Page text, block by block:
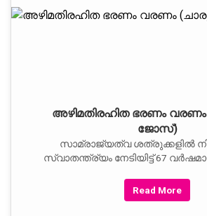
അഴിമതിരഹിത ഭരണം
ജോസ്‌)
സാമ്രാജ്യത്വ ശത്രുക്കളില്‍
സ്വാതന്ത്ര്യം നേടിയിട്ട്‌ 67
പരിശ്രമിച്ച ഇന്ത്യന്‍ നാഷണല്‍
നേട്ടം അവകാശപ്പെടുന്നതില്‍ ഒരു
Read More